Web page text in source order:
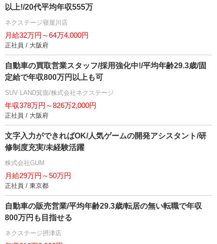
以上!/20代平均年収555万
ネクステージ寝屋川店
月給32万円～64万4,000円
正社員 / 大阪府
自動車の買取営業スタッフ/採用強化中!/平均年齢29.3歳/固
定給で年収800万円以上も可
SUV LAND箕面/株式会社ネクステージ
年収378万円～826万2,000円
正社員 / 大阪府
文字入力ができればOK/人気ゲームの開発アシスタント/研
修制度充実/未経験活躍
株式会社GUM
月給29万円～50万円
正社員 / 東京都
自動車の販売営業/平均年齢29.3歳/転居の無い転職で年収
800万円も目指せる
ネクステージ摂津店